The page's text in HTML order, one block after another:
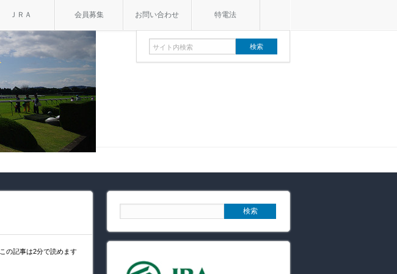
ＪＲＡ 会員募集 お問い合わせ 特電法
この記事は2分で読めます